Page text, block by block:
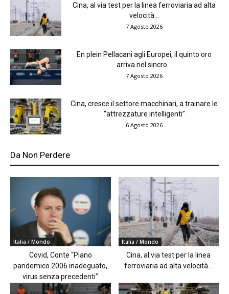
Cina, al via test per la linea ferroviaria ad alta
velocità...
7 Agosto 2026
En plein Pellacani agli Europei, il quinto oro
arriva nel sincro...
7 Agosto 2026
Cina, cresce il settore macchinari, a trainare le
“attrezzature intelligenti”
6 Agosto 2026
Da Non Perdere
Italia / Mondo
Covid, Conte “Piano
pandemico 2006 inadeguato,
virus senza precedenti”
Italia / Mondo
Cina, al via test per la linea
ferroviaria ad alta velocità...